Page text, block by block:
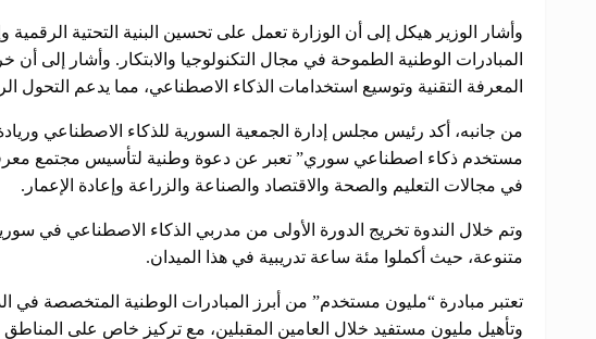
وأشار الوزير هيكل إلى أن الوزارة تعمل على تحسين البنية التحتية الرقمية
المبادرات الوطنية الطموحة في مجال التكنولوجيا والابتكار. وأشار إلى أن
المعرفة التقنية وتوسيع استخدامات الذكاء الاصطناعي، مما يدعم
من جانبه، أكد رئيس مجلس إدارة الجمعية السورية للذكاء الاصطناعي
مستخدم ذكاء اصطناعي سوري” تعبر عن دعوة وطنية لتأسيس مجتمع
في مجالات التعليم والصحة والاقتصاد والصناعة والزراعة وإعادة الإعمار.
متنوعة، حيث أكملوا مئة ساعة تدريبية في هذا الميدان.
تعتبر مبادرة “مليون مستخدم” من أبرز المبادرات الوطنية المتخصصة في
وتأهيل مليون مستفيد خلال العامين المقبلين، مع تركيز خاص على